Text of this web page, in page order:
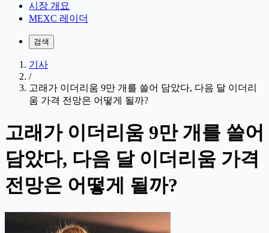
시장 개요
MEXC 레이더
검색
기사
/
고래가 이더리움 9만 개를 쓸어 담았다, 다음 달 이더리
움 가격 전망은 어떻게 될까?
고래가 이더리움 9만 개를 쓸어
담았다, 다음 달 이더리움 가격
전망은 어떻게 될까?